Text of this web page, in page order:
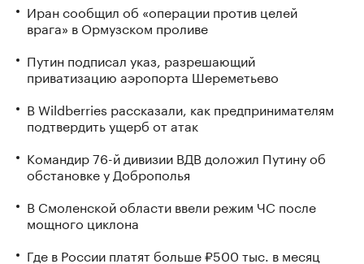
Иран сообщил об «операции против целей
врага» в Ормузском проливе
Путин подписал указ, разрешающий
приватизацию аэропорта Шереметьево
В Wildberries рассказали, как предпринимателям
подтвердить ущерб от атак
Командир 76-й дивизии ВДВ доложил Путину об
обстановке у Доброполья
В Смоленской области ввели режим ЧС после
мощного циклона
Где в России платят больше ₽500 тыс. в месяц